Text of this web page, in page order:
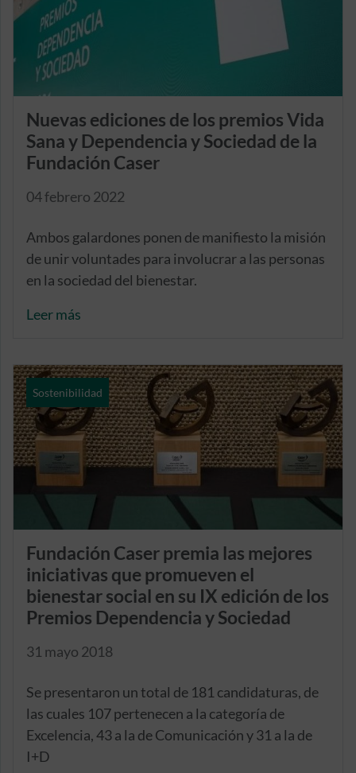
Nuevas ediciones de los premios Vida
Sana y Dependencia y Sociedad de la
Fundación Caser
04 febrero 2022
Ambos galardones ponen de manifiesto la misión
de unir voluntades para involucrar a las personas
en la sociedad del bienestar.
Leer más
Sostenibilidad
Fundación Caser premia las mejores
iniciativas que promueven el
bienestar social en su IX edición de los
Premios Dependencia y Sociedad
31 mayo 2018
Se presentaron un total de 181 candidaturas, de
las cuales 107 pertenecen a la categoría de
Excelencia, 43 a la de Comunicación y 31 a la de
I+D